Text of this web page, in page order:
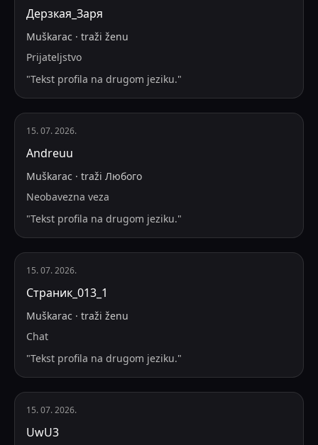
Дерзкая_Заря
Muškarac · traži ženu
Prijateljstvo
"Tekst profila na drugom jeziku."
15. 07. 2026.
Andreuu
Muškarac · traži Любого
Neobavezna veza
"Tekst profila na drugom jeziku."
15. 07. 2026.
Страник_013_1
Muškarac · traži ženu
Chat
"Tekst profila na drugom jeziku."
15. 07. 2026.
UwU3